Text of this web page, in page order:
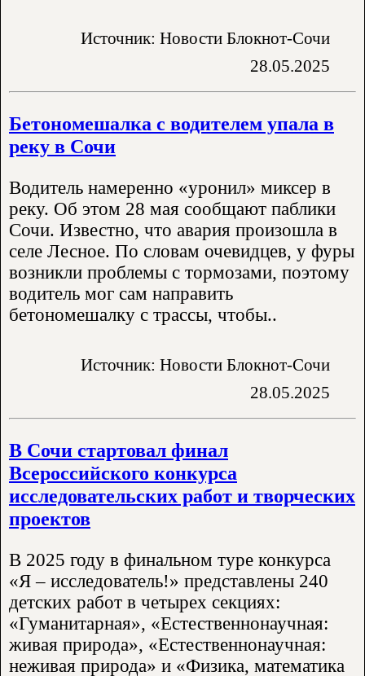
Источник: Новости Блокнот-Сочи
28.05.2025
Бетономешалка с водителем упала в
реку в Сочи
Водитель намеренно «уронил» миксер в
реку. Об этом 28 мая сообщают паблики
Сочи. Известно, что авария произошла в
селе Лесное. По словам очевидцев, у фуры
возникли проблемы с тормозами, поэтому
водитель мог сам направить
бетономешалку с трассы, чтобы..
Источник: Новости Блокнот-Сочи
28.05.2025
В Сочи стартовал финал
Всероссийского конкурса
исследовательских работ и творческих
проектов
В 2025 году в финальном туре конкурса
«Я – исследователь!» представлены 240
детских работ в четырех секциях:
«Гуманитарная», «Естественнонаучная:
живая природа», «Естественнонаучная:
неживая природа» и «Физика, математика